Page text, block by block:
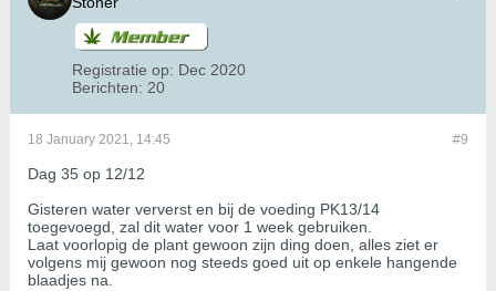
Registratie op: Dec 2020
Berichten: 20
#9
18 January 2021, 14:45
Dag 35 op 12/12
Gisteren water ververst en bij de voeding PK13/14
toegevoegd, zal dit water voor 1 week gebruiken.
Laat voorlopig de plant gewoon zijn ding doen, alles ziet er
volgens mij gewoon nog steeds goed uit op enkele hangende
blaadjes na.